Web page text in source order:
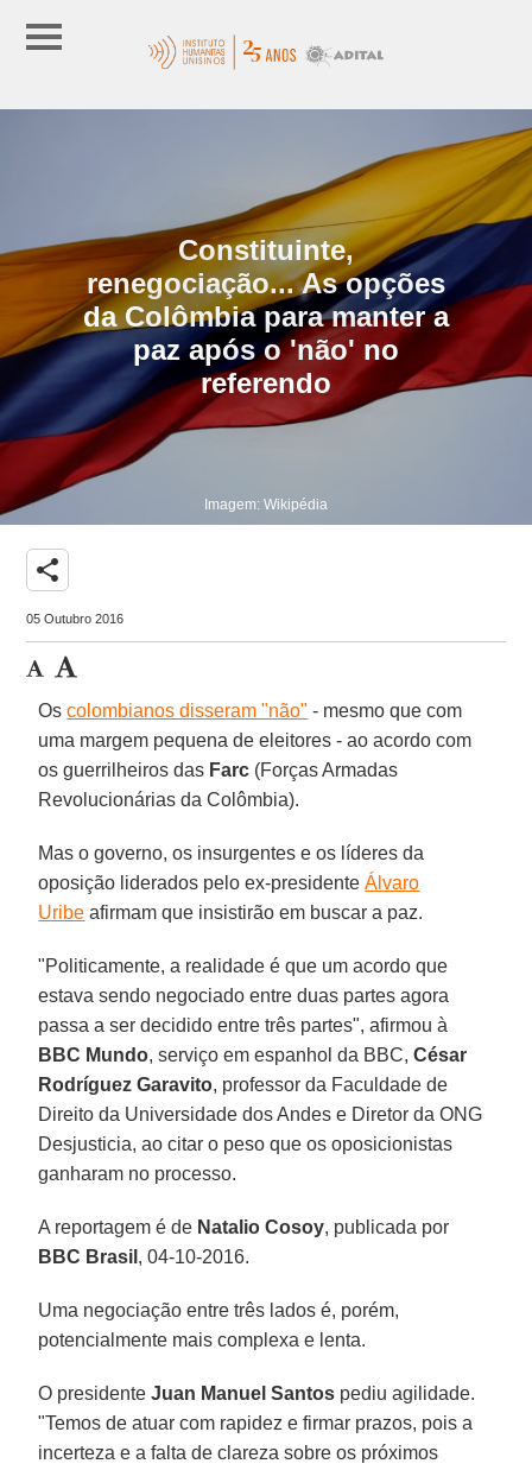
Constituinte,
renegociação... As opções
da Colômbia para manter a
paz após o 'não' no
referendo
Imagem: Wikipédia
share
05 Outubro 2016
Oscolombianos disseram "não" - mesmo que com
uma margem pequena de eleitores - ao acordo com
os guerrilheiros das Farc (Forças Armadas
Revolucionárias da Colômbia).
Mas o governo, os insurgentes e os líderes da
oposição liderados pelo ex-presidenteÁlvaro
Uribe afirmam que insistirão em buscar a paz.
"Politicamente, a realidade é que um acordo que
estava sendo negociado entre duas partes agora
passa a ser decidido entre três partes", afirmou à
BBC Mundo, serviço em espanhol da BBC,César
Rodríguez Garavito, professor da Faculdade de
Direito da Universidade dos Andes e Diretor da ONG
Desjusticia, ao citar o peso que os oposicionistas
ganharam no processo.
A reportagem é de Natalio Cosoy, publicada por
BBC Brasil , 04-10-2016.
Uma negociação entre três lados é, porém,
potencialmente mais complexa e lenta.
O presidenteJuan Manuel Santos pediu agilidade.
"Temos de atuar com rapidez e firmar prazos, pois a
incerteza e a falta de clareza sobre os próximos